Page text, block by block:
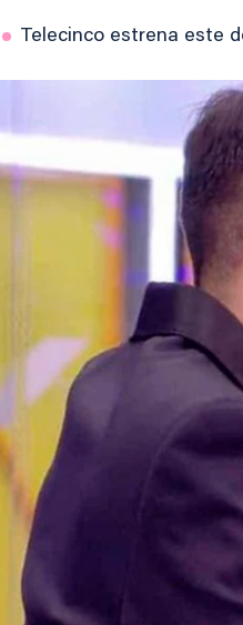
Telecinco estrena este